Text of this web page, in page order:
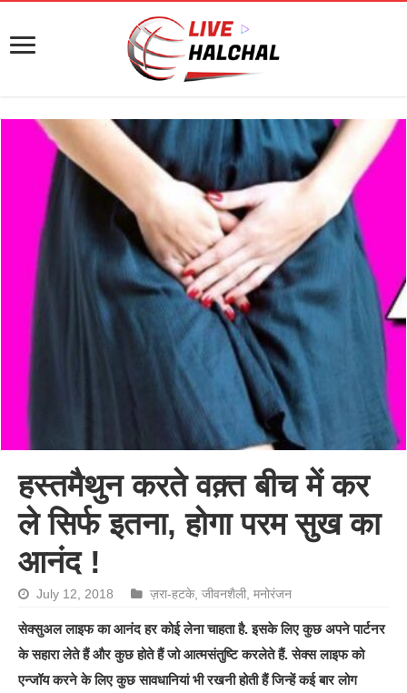
हस्तमैथुन करते वक़्त बीच में कर
ले सिर्फ इतना, होगा परम सुख का
आनंद !
July 12, 2018 ज़रा-हटके,जीवनशैली ,मनोरंजन
सेक्सुअल लाइफ का आनंद हर कोई लेना चाहता है. इसके लिए कुछ अपने पार्टनर
के सहारा लेते हैं और कुछ होते हैं जो आत्मसंतुष्टि करलेते हैं. सेक्स लाइफ को
एन्जॉय करने के लिए कुछ सावधानियां भी रखनी होती हैं जिन्हें कई बार लोग